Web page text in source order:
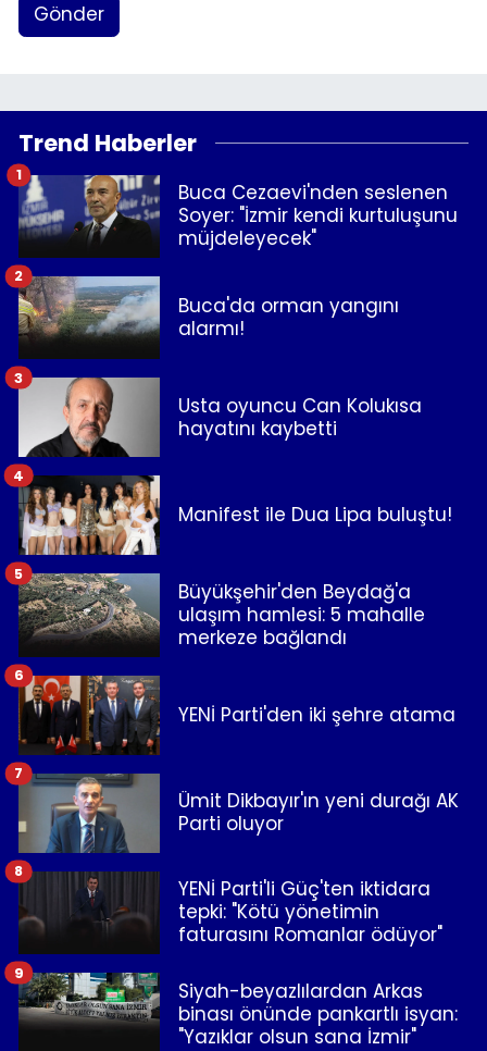
Gönder
Trend Haberler
Buca Cezaevi'nden seslenen
Soyer: "İzmir kendi kurtuluşunu
müjdeleyecek"
1
Buca'da orman yangını
alarmı!
2
Usta oyuncu Can Kolukısa
hayatını kaybetti
3
Manifest ile Dua Lipa buluştu!
4
Büyükşehir'den Beydağ'a
ulaşım hamlesi: 5 mahalle
merkeze bağlandı
5
YENİ Parti'den iki şehre atama
6
Ümit Dikbayır'ın yeni durağı AK
Parti oluyor
7
YENİ Parti'li Güç'ten iktidara
tepki: "Kötü yönetimin
faturasını Romanlar ödüyor"
8
Siyah-beyazlılardan Arkas
binası önünde pankartlı isyan:
"Yazıklar olsun sana İzmir"
9